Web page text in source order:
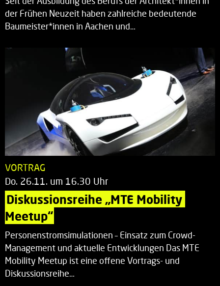
der Frühen Neuzeit haben zahlreiche bedeutende
Baumeister*innen in Aachen und…
VORTRAG
Do. 26.11. um 16.30 Uhr
Diskussionsreihe „MTE Mobility
Meetup“
Personenstromsimulationen – Einsatz zum Crowd-
Management und aktuelle Entwicklungen Das MTE
Mobility Meetup ist eine offene Vortrags- und
Diskussionsreihe…